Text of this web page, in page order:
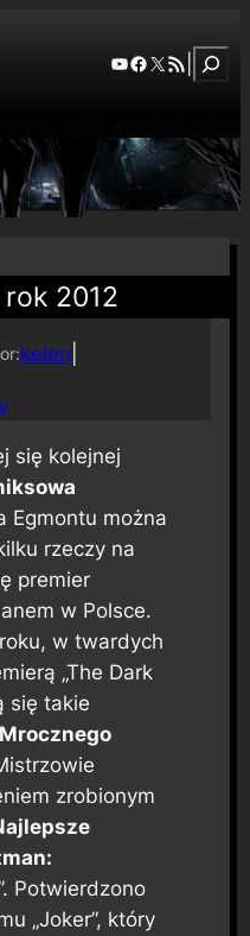
YouTube
Facebook
X RSS Feed
rok 2012
kelen
się kolejnej
Egmontu można
rzeczy na
premier
w Polsce.
w twardych
„The Dark
się takie
zrobionym
Potwierdzono
„Joker”, który